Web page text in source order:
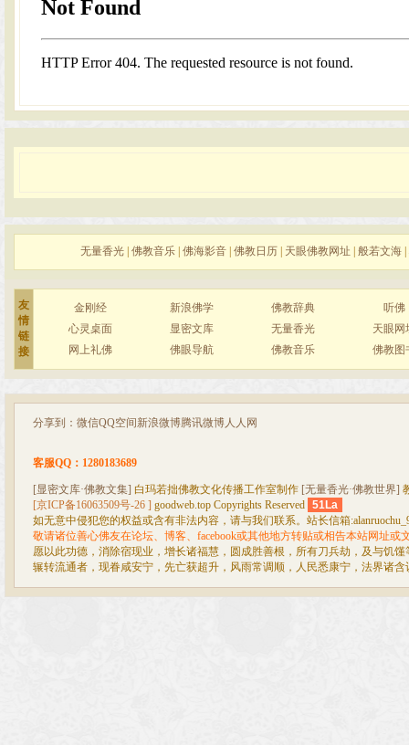
无量香光 佛教音乐 佛海影音 佛教日历 天眼佛教网址 般若文海
友
情
链
接
金刚经 新浪佛学 佛教辞典
听佛
心灵桌面
显密文库 无量香光
天眼网
网上礼佛
佛眼导航 佛教音乐 佛教图
分享到： 微信QQ空间 新浪微博腾讯微博人人网
客服QQ：1280183689
[显密文库·佛教文集] 白玛若拙佛教文化传播工作室制作 [无量香光·佛教世界]
[京ICP备16063509号-26 ] goodweb.top Copyrights Reserved 51La
如无意中侵犯您的权益或含有非法内容，请与我们联系。站长信箱
敬请诸位善心佛友在论坛、博客、facebook或其他地方转贴或相告本站网址或
愿以此功德，消除宿现业，增长诸福慧，圆成胜善根，所有刀兵劫，及与饥
辗转流通者，现眷咸安宁，先亡获超升，风雨常调顺，人民悉康宁，法界诸含